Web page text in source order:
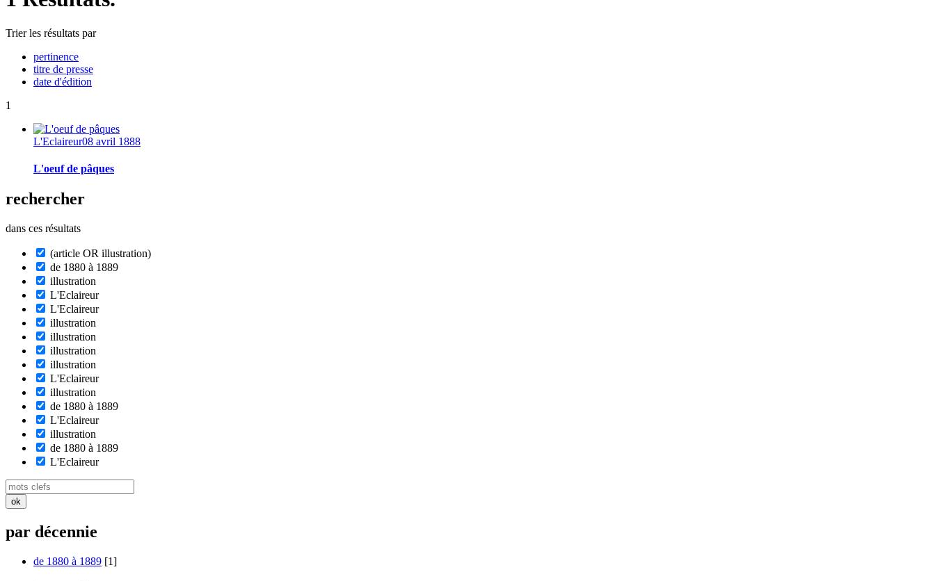
Trier les résultats par
pertinence
titre de presse
date d'édition
1
L'Eclaireur08 avril 1888
L'oeuf de pâques
rechercher
dans ces résultats
(article OR illustration)
de 1880 à 1889
illustration
L'Eclaireur
L'Eclaireur
illustration
illustration
illustration
illustration
L'Eclaireur
illustration
de 1880 à 1889
L'Eclaireur
illustration
de 1880 à 1889
L'Eclaireur
par décennie
de 1880 à 1889 [1]